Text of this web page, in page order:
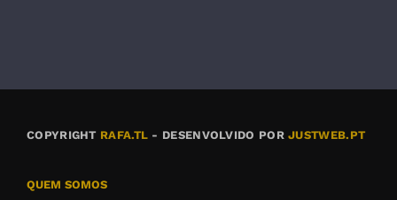
COPYRIGHT RAFA.TL - DESENVOLVIDO PORJUSTWEB.PT
QUEM SOMOS